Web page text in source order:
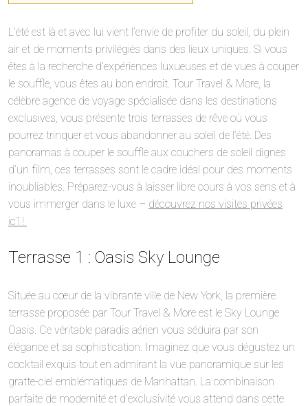
L’été est là et avec lui vient l’envie de profiter du soleil, du plein
air et de moments privilégiés dans des lieux uniques. Si vous
êtes à la recherche d’expériences luxueuses et de vues à couper
le souffle, vous êtes au bon endroit. Tour Travel & More, la
célèbre agence de voyage spécialisée dans les destinations
exclusives, vous présente trois terrasses de rêve où vous
pourrez trinquer et vous abandonner au soleil de l’été. Des
panoramas à couper le souffle aux couchers de soleil dignes
d’un film, ces terrasses sont le cadre idéal pour des moments
inoubliables. Préparez-vous à laisser libre cours à vos sens et à
vous immerger dans le luxe – découvrez nos visites privées
ic1!
Terrasse 1 : Oasis Sky Lounge
Située au cœur de la vibrante ville de New York, la première
terrasse proposée par Tour Travel & More est le Sky Lounge
Oasis. Ce véritable paradis aérien vous séduira par son
élégance et sa sophistication. Imaginez que vous dégustez un
cocktail exquis tout en admirant la vue panoramique sur les
gratte-ciel emblématiques de Manhattan. La combinaison
parfaite de modernité et d’exclusivité vous attend dans cette